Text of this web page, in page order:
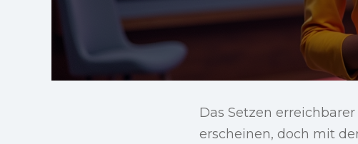
Das Setzen
erscheinen, doch mit